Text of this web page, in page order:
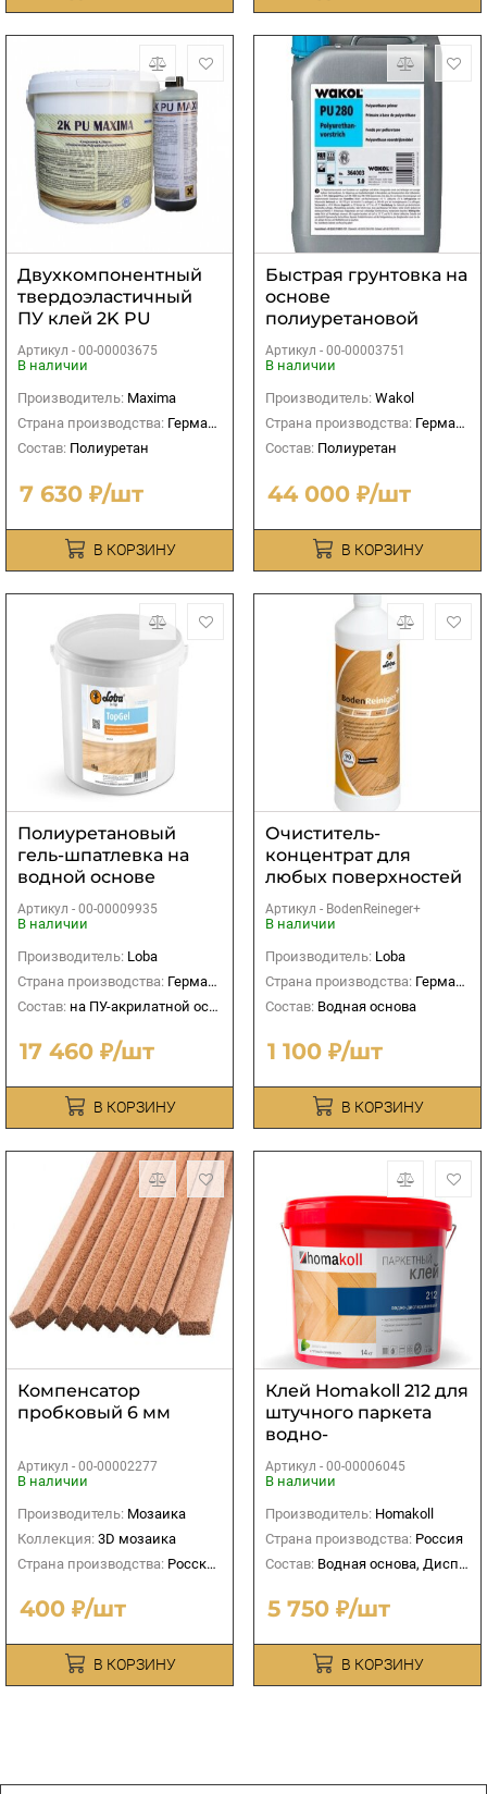
Двухкомпонентный
твердоэластичный
ПУ клей 2K PU
MAXIMA
Артикул - 00-00003675
В наличии
Производитель: Maxima
Страна производства: Германия
Состав: Полиуретан
7 630 ₽/шт
В КОРЗИНУ
Быстрая грунтовка на
основе
полиуретановой
смолы WAKOL PU 280
Артикул - 00-00003751
В наличии
Производитель: Wakol
Страна производства: Германия
Состав: Полиуретан
44 000 ₽/шт
В КОРЗИНУ
Полиуретановый
гель-шпатлевка на
водной основе
4 кг.
Артикул - 00-00009935
В наличии
Производитель: Loba
Страна производства: Германия
Состав: на ПУ-акрилатной основе
17 460 ₽/шт
В КОРЗИНУ
Очиститель-
концентрат для
любых поверхностей
BodenReineger
Артикул - BodenReineger+
В наличии
Производитель: Loba
Страна производства: Германия
Состав: Водная основа
1 100 ₽/шт
В КОРЗИНУ
Компенсатор
пробковый 6 мм
Артикул - 00-00002277
В наличии
Производитель: Мозаика
Коллекция: 3D мозаика
Страна производства: Росския
400 ₽/шт
В КОРЗИНУ
Клей Homakoll 212 для
штучного паркeта
водно-
homakoll 212 14 кг
Артикул - 00-00006045
В наличии
Производитель: Homakoll
Страна производства: Россия
Состав: Водная основа, Дисперсионный
5 750 ₽/шт
В КОРЗИНУ